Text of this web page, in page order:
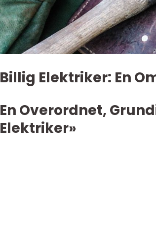
Billig Elektriker: En
En Overordnet,
Elektriker»